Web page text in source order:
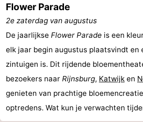
Flower Parade
2e zaterdag van augustus
De jaarlijkse Flower Parade is een
elk jaar begin augustus plaatsvindt en
zintuigen is. Dit rijdende
bezoekers naar Rijnsburg, Katwijk en
genieten van prachtige
optredens. Wat kun je verwachten